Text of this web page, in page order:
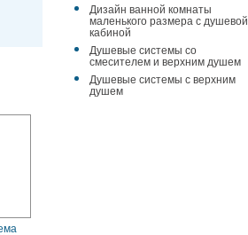
Дизайн ванной комнаты
маленького размера с душевой
кабиной
Душевые системы со
смесителем и верхним душем
Душевые системы с верхним
душем